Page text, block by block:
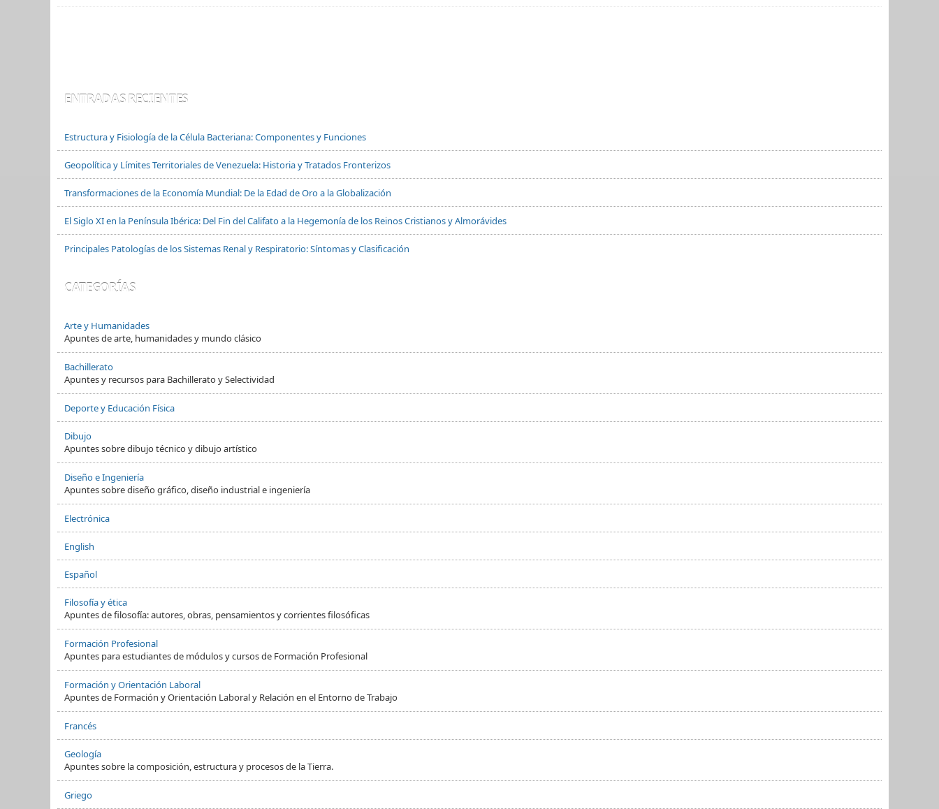
ENTRADAS RECIENTES
Estructura y Fisiología de la Célula Bacteriana: Componentes y Funciones
Geopolítica y Límites Territoriales de Venezuela: Historia y Tratados Fronterizos
Transformaciones de la Economía Mundial: De la Edad de Oro a la Globalización
El Siglo XI en la Península Ibérica: Del Fin del Califato a la Hegemonía de los Reinos Cristianos y Almorávides
Principales Patologías de los Sistemas Renal y Respiratorio: Síntomas y Clasificación
CATEGORÍAS
Arte y Humanidades
Apuntes de arte, humanidades y mundo clásico
Bachillerato
Apuntes y recursos para Bachillerato y Selectividad
Deporte y Educación Física
Dibujo
Apuntes sobre dibujo técnico y dibujo artístico
Diseño e Ingeniería
Apuntes sobre diseño gráfico, diseño industrial e ingeniería
Electrónica
English
Español
Filosofía y ética
Apuntes de filosofía: autores, obras, pensamientos y corrientes filosóficas
Formación Profesional
Apuntes para estudiantes de módulos y cursos de Formación Profesional
Formación y Orientación Laboral
Apuntes de Formación y Orientación Laboral y Relación en el Entorno de Trabajo
Francés
Geología
Apuntes sobre la composición, estructura y procesos de la Tierra.
Griego